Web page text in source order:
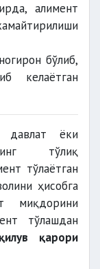
алимент
бўлиб,
келаётган
давлат ёки
тўлиқ
тўлаётган
ҳисобга
миқдорини
тўлашдан
қарори